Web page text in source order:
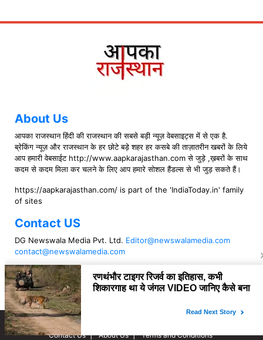
About Us
आपका राजस्थान हिंदी की राजस्थान की सबसे बड़ी न्यूज़ वेबसाइट्स में से एक है.
ब्रेकिंग न्यूज़ और राजस्थान के हर छोटे बड़े शहर हर कसबे की ताज़ातरीन खबरों के लिये
आप हमारी वेबसाईट http://www.aapkarajasthan.com से जुड़े ,ख़बरों के साथ
कदम से कदम मिला कर चलने के लिए आप हमारे सोशल हैंडल्स से भी जुड़ सकते हैं।
https://aapkarajasthan.com/ is part of the 'IndiaToday.in' family
of sites
Contact US
DG Newswala Media Pvt. Ltd. Editor@newswalamedia.com
contact@newswalamedia.com
Follow US
Copyright © 2021 aapkarajasthan
Contact Us
About Us Terms and Conditions